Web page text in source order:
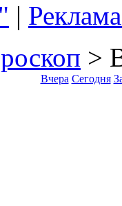
|
>
Вчера Сегодня